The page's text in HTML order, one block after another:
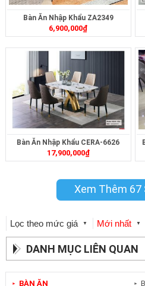
Bàn Ăn Nhập Khẩu ZA2349
6,900,000₫
Bàn Ăn Nhập Khẩu CERA-6626
17,900,000₫
Xem Thêm 67
Lọc theo mức giá ▼ Mới nhất ▼
DANH MỤC LIÊN QUAN
► BÀN ĂN ►